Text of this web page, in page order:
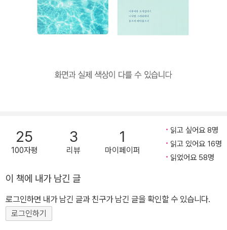
25
100자평
3
리뷰
1
마이페이퍼
읽고 싶어요 8명
읽고 있어요 16명
읽었어요 58명
이 책에 내가 남긴 글
로그인하면 내가 남긴 글과 친구가 남긴 글을 확인할 수 있습니다.
로그인하기